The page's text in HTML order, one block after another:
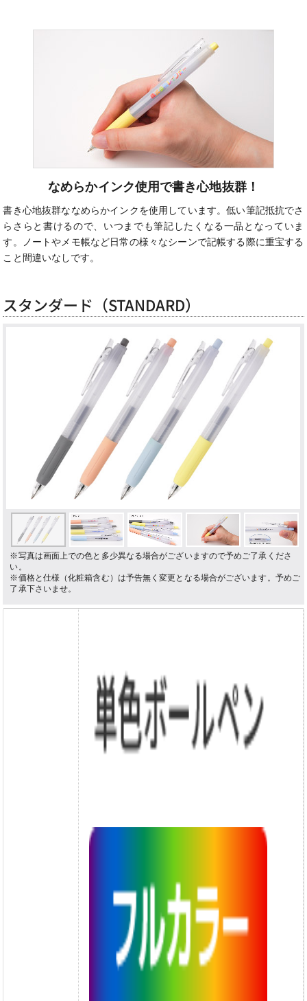
なめらかインク使用で書き心地抜群！
書き心地抜群ななめらかインクを使用しています。低い筆記抵抗でさ
らさらと書けるので、いつまでも筆記したくなる一品となっていま
す。ノートやメモ帳など日常の様々なシーンで記帳する際に重宝する
こと間違いなしです。
スタンダード（STANDARD）
※写真は画面上での色と多少異なる場合がございますので予めご了承くださ
い。
※価格と仕様（化粧箱含む）は予告無く変更となる場合がございます。予めご
了承下さいませ。